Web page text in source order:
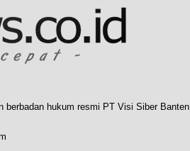
berbadan hukum resmi PT Visi Siber Banten